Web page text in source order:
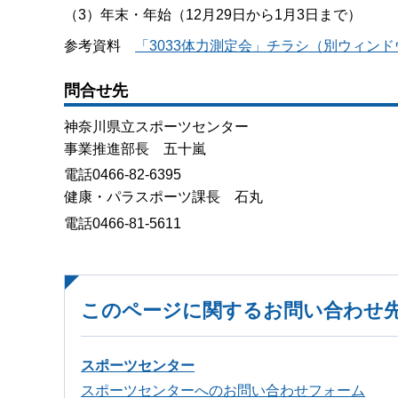
（3）年末・年始（12月29日から1月3日まで）
参考資料 「3033体力測定会」チラシ（別ウィンド
問合せ先
神奈川県立スポーツセンター
事業推進部長 五十嵐
電話0466-82-6395
健康・パラスポーツ課長 石丸
電話0466-81-5611
このページに関するお問い合わせ
スポーツセンター
スポーツセンターへのお問い合わせフォーム